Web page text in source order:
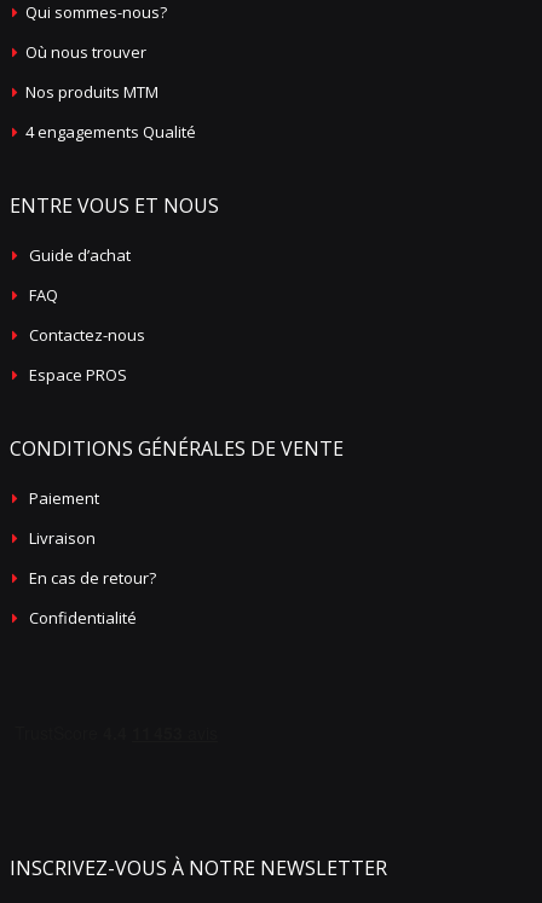
Qui sommes-nous?
Où nous trouver
Nos produits MTM
4 engagements Qualité
ENTRE VOUS ET NOUS
Guide d’achat
FAQ
Contactez-nous
Espace PROS
CONDITIONS GÉNÉRALES DE VENTE
Paiement
Livraison
En cas de retour?
Confidentialité
INSCRIVEZ-VOUS À NOTRE NEWSLETTER